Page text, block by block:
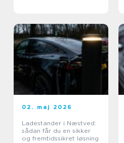
02. maj 2026
Ladestander i Næstved:
sådan får du en sikker
og fremtidssikret løsning